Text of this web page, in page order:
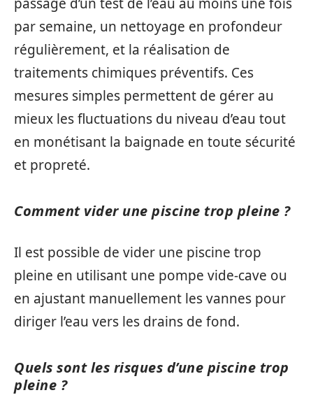
par semaine, un nettoyage en profondeur
régulièrement, et la réalisation de
traitements chimiques préventifs. Ces
mesures simples permettent de gérer au
mieux les fluctuations du niveau d’eau tout
en monétisant la baignade en toute sécurité
et propreté.
Comment vider une piscine trop pleine ?
Il est possible de vider une piscine trop
pleine en utilisant une pompe vide-cave ou
en ajustant manuellement les vannes pour
diriger l’eau vers les drains de fond.
Quels sont les risques d’une piscine trop
pleine ?